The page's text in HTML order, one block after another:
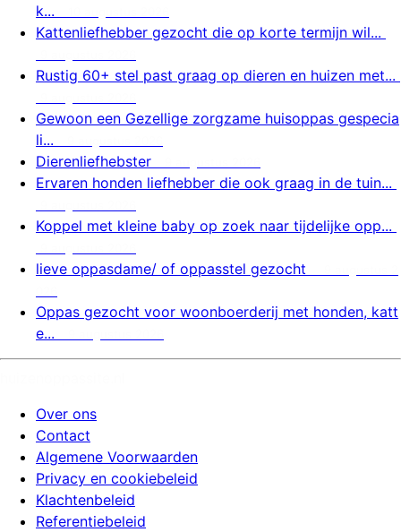
k...
Kattenliefhebber gezocht die op korte termijn wil...
Rustig 60+ stel past graag op dieren en huizen met...
Gewoon een Gezellige zorgzame huisoppas gespecia
li...
Dierenliefhebster
Ervaren honden liefhebber die ook graag in de tuin...
Koppel met kleine baby op zoek naar tijdelijke opp...
lieve oppasdame/ of oppasstel gezocht
Oppas gezocht voor woonboerderij met honden, katt
e...
Over ons
Contact
Algemene Voorwaarden
Privacy en cookiebeleid
Klachtenbeleid
Referentiebeleid